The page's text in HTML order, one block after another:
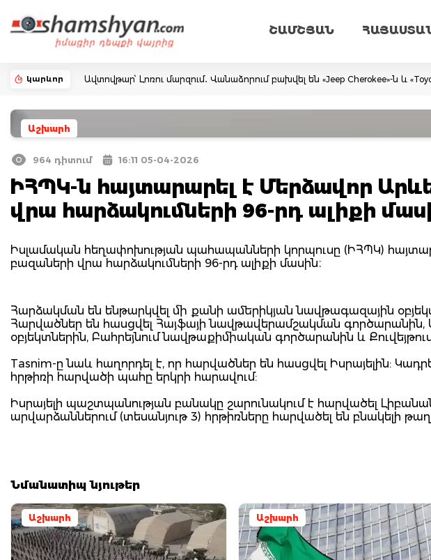
ՇԱՄՇՅԱՆ
կարևոր Ավտովթար՝ Լոռու մարզում․ Վանաձորում բախվել են «Jeep Cherokee»-ն և
Աշխարհ
964 դիտում 16:11 05-04-2026
ԻՀՊԿ-ն հայտարարել է Մերձավոր
վրա հարձակումների 96-րդ ալիքի
Իսլամական հեղափոխության պահապանների կորպուսը (ԻՀՊԿ)
բազաների վրա հարձակումների 96-րդ ալիքի մասին։
Հարձակման են ենթարկվել մի քանի ամերիկյան նավթագազային
Հարվածներ են հասցվել Հայֆայի նավթավերամշակման գործարանին,
օբյեկտներին, Բահրեյնում նավթաքիմիական գործարանին և
Tasnim-ը նաև հաղորդել է, որ հարվածներ են հասցվել Իսրայելին:
հրթիռի հարվածի պահը երկրի հարավում:
Իսրայելի պաշտպանության բանակը շարունակում է հարվածել
արվարձաններում (տեսանյութ 3) հրթիռները հարվածել են բնակելի
Նմանատիպ նյութեր
Աշխարհ Աշխարհ